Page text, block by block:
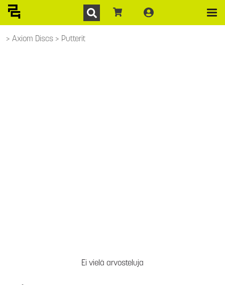
Axiom Discs Putterit
Ei vielä arvosteluja